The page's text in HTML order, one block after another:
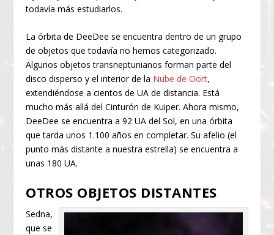
todavía más estudiarlos.
La órbita de DeeDee se encuentra dentro de un grupo
de objetos que todavía no hemos categorizado.
Algunos objetos transneptunianos forman parte del
disco disperso y el interior de la Nube de Oort,
extendiéndose a cientos de UA de distancia. Está
mucho más allá del Cinturón de Kuiper. Ahora mismo,
DeeDee se encuentra a 92 UA del Sol, en una órbita
que tarda unos 1.100 años en completar. Su afelio (el
punto más distante a nuestra estrella) se encuentra a
unas 180 UA.
OTROS OBJETOS DISTANTES
Sedna,
que se